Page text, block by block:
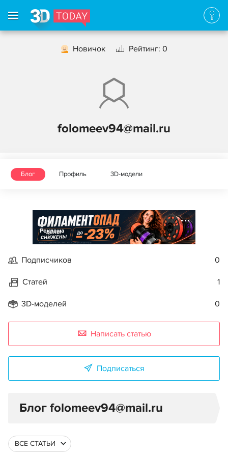
Новичок Рейтинг: 0
folomeev94@mail.ru
Блог Профиль 3D-модели
Реклама
Подписчиков 0
Статей 1
3D-моделей 0
Написать статью
Подписаться
Блог folomeev94@mail.ru
ВСЕ СТАТЬИ